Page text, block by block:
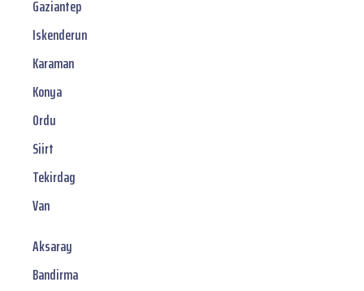
Gaziantep
Iskenderun
Karaman
Konya
Ordu
Siirt
Tekirdag
Van
Aksaray
Bandirma